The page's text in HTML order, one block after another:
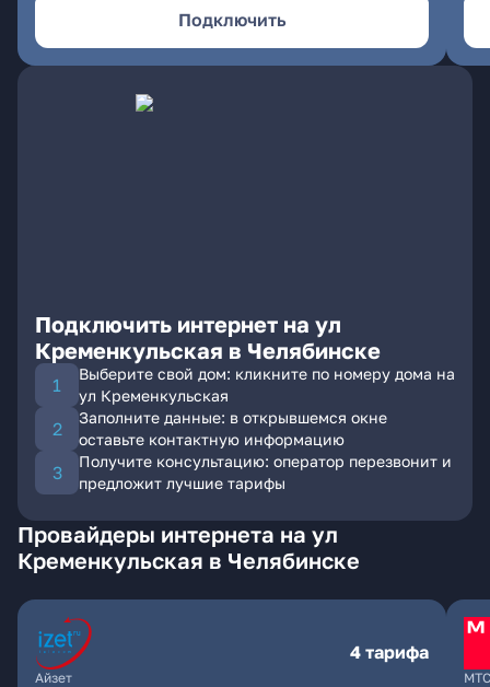
Подключить
Подключить интернет на ул
Кременкульская в Челябинске
Выберите свой дом: кликните по номеру дома на
ул Кременкульская
Заполните данные: в открывшемся окне
оставьте контактную информацию
Получите консультацию: оператор перезвонит и
предложит лучшие тарифы
Провайдеры интернета на ул
Кременкульская в Челябинске
Айзет
4 тарифа
МТС